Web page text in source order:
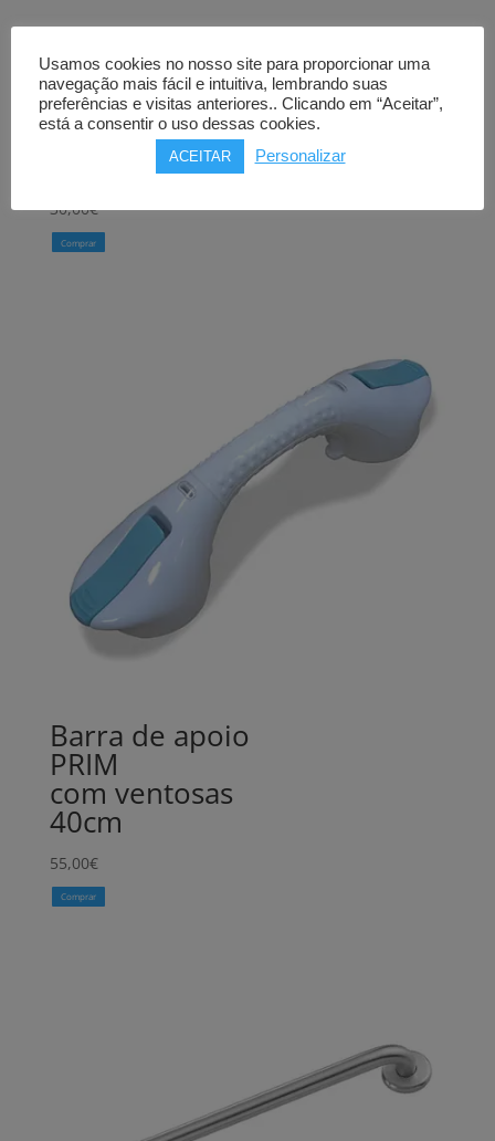
Barra de apoio
REBELDE
com ventosas
30,00€
Comprar
Barra de apoio
PRIM
com ventosas
40cm
55,00€
Comprar
Usamos cookies no nosso site para proporcionar uma
navegação mais fácil e intuitiva, lembrando suas
preferências e visitas anteriores.. Clicando em “Aceitar”,
está a consentir o uso dessas cookies.
ACEITAR Personalizar